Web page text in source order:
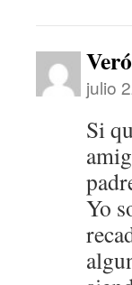
julio
Si
Yo